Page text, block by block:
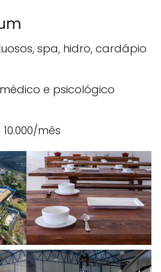
spa, hidro, cardápio
e psicológico
mês